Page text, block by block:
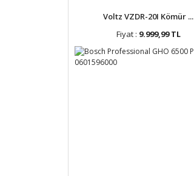
Voltz VZDR-20I Kömür ...
Fiyat : 9.999,99 TL